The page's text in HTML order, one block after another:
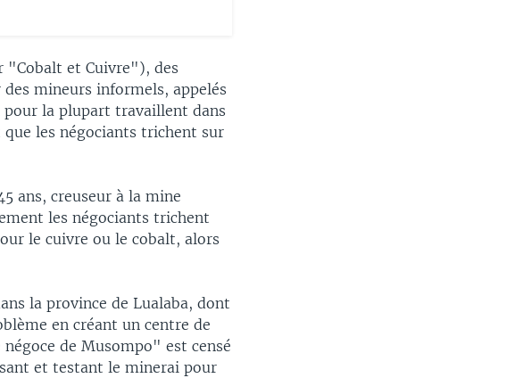
et Cuivre"), des
mineurs informels, appelés
la plupart travaillent dans
les négociants trichent sur
ans, creuseur à la mine
les négociants trichent
le cuivre ou le cobalt, alors
la province de Lualaba, dont
en créant un centre de
de Musompo" est censé
et testant le minerai pour